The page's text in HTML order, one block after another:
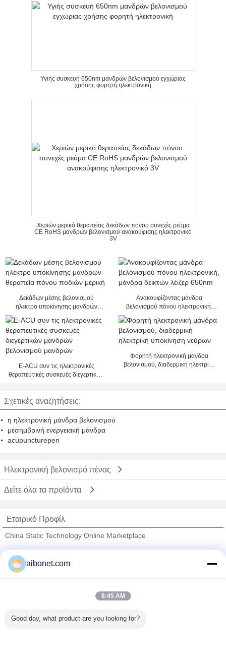
Υγιής συσκευή 650nm μανδρών βελονισμού εγχώριας
χρήσης φορητή ηλεκτρονική
Χεριών μερικό θεραπείας δεκάδων πόνου συνεχές ρεύμα
CE RoHS μανδρών βελονισμού ανακούφισης ηλεκτρονικό
3V
Δεκάδων μέσης βελονισμού
ηλεκτρο υποκίνησης μανδρών
Ανακουφίζοντας μάνδρα
βελονισμού πόνου ηλεκτρονική,
Ε-ACU συν τις ηλεκτρονικές
θεραπευτικές συσκευές διεγερτικών
Φορητή ηλεκτρονική μάνδρα
βελονισμού, διαδερμική ηλεκτρική
Σχετικές αναζητήσεις:
η ηλεκτρονική μάνδρα βελονισμού
μεσημβρινή ενεργειακή μάνδρα
acupuncturepen
Ηλεκτρονική βελονισμό πένας
Δείτε όλα τα προϊόντα
Εταιρικό Προφίλ
China Static Technology Online Marketplace
Trust Seal
Όλα τα Προϊόντα
aibonet.com
8:45 AM
Good day, what product are you looking for?